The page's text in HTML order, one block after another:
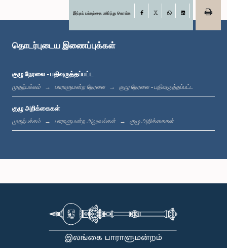
இந்தப் பக்கத்தை பகிர்ந்து கொள்க Facebook
LinkedIn
தொடர்புடைய இணைப்புக்கள்
குழு நேரலை - பதிவுருத்தப்பட்ட
முதற்பக்கம் பாராளுமன்ற நேரலை குழு நேரலை - பதிவுருத்தப்பட்ட
குழு அறிக்கைகள்
முதற்பக்கம் பாராளுமன்ற அலுவல்கள் குழு அறிக்கைகள்